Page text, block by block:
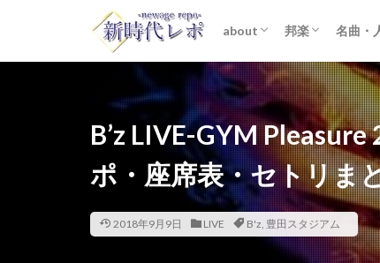
about
ライター紹介
プライバシーポリシー
免責事項
邦楽
STARTO
女性アイドル
K-POP
洋楽
名曲・
おす
歌詞
B’z LIVE-GYM
ポ・座席表・セトリま
2018年9月9日 LIVE B'z, 豊田スタジアム